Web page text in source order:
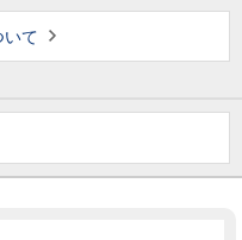
いて